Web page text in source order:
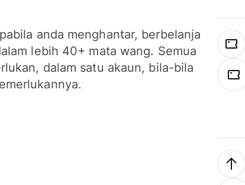
anda menghantar, berbelanja
lebih 40+ mata wang. Semua
dalam satu akaun, bila-bila